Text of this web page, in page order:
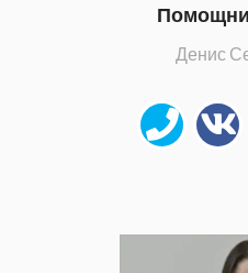
Денис